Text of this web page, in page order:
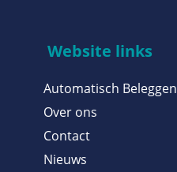
Website links
Automatisch Beleggen
Over ons
Contact
Nieuws